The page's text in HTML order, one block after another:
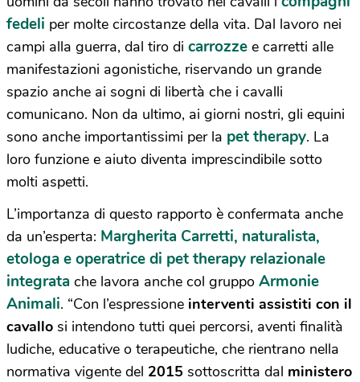
fedeli per molte circostanze della vita. Dal lavoro nei
campi alla guerra, dal tiro di carrozze e carretti alle
manifestazioni agonistiche, riservando un grande
spazio anche ai sogni di libertà che i cavalli
comunicano. Non da ultimo, ai giorni nostri, gli equini
sono anche importantissimi per la pet therapy. La
loro funzione e aiuto diventa imprescindibile sotto
molti aspetti.
L’importanza di questo rapporto è confermata anche
da un’esperta: Margherita Carretti, naturalista,
etologa e operatrice di pet therapy relazionale
integrata che lavora anche col gruppo Armonie
Animali. “Con l’espressione interventi assistiti con il
cavallo si intendono tutti quei percorsi, aventi finalità
ludiche, educative o terapeutiche, che rientrano nella
normativa vigente del 2015 sottoscritta dal ministero